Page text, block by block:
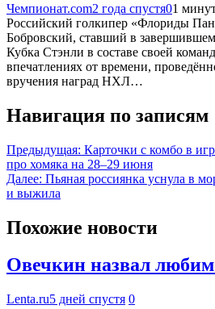
Чемпионат.com2 года спустя01
Российский голкипер «Флориды
Бобровский, ставший в
Кубка Стэнли в составе своей
впечатлениях от времени,
вручения наград НХЛ…
Навигация по записям
Предыдущая: Карточки с комбо в
про хомяка на 28–29 июня
Далее: Пьяная россиянка уснула в
и выжила
Похожие новости
Овечкин назвал
Lenta.ru5 дней спустя 0